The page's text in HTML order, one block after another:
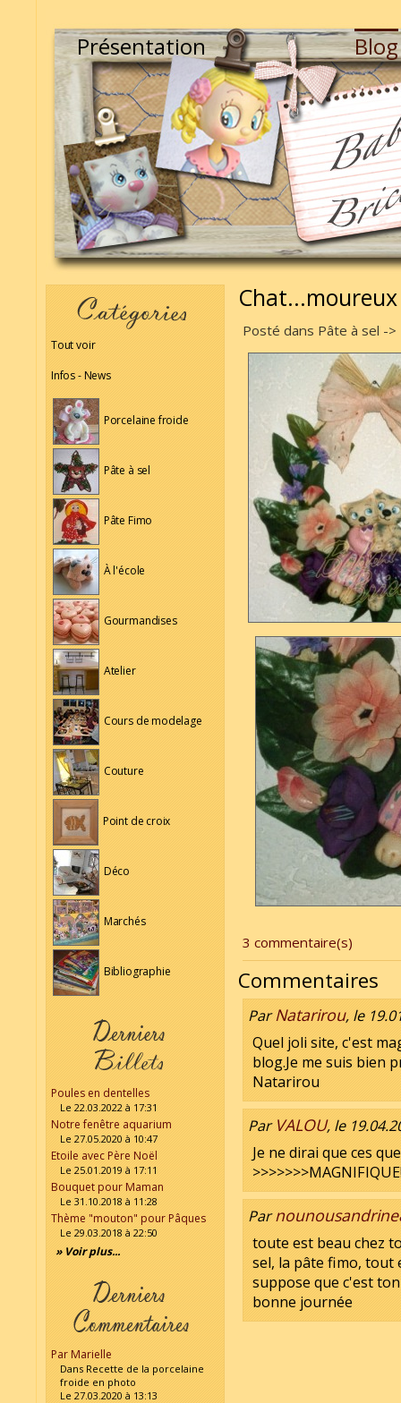
Présentation Blog
Tout voir
Infos - News
Porcelaine froide
Pâte à sel
Pâte Fimo
À l'école
Gourmandises
Atelier
Cours de modelage
Couture
Point de croix
Déco
Marchés
Bibliographie
Poules en dentelles
Le 22.03.2022 à 17:31
Notre fenêtre aquarium
Le 27.05.2020 à 10:47
Etoile avec Père Noël
Le 25.01.2019 à 17:11
Bouquet pour Maman
Le 31.10.2018 à 11:28
Thème "mouton" pour Pâques
Le 29.03.2018 à 22:50
» Voir plus...
Par Marielle
Dans Recette de la porcelaine
froide en photo
Le 27.03.2020 à 13:13
Posté dans Pâte à sel -
3 commentaire(s)
Commentaires
ParNatarirou, le
Quel joli site, c'est
blog.Je me suis bien
Natarirou
Par VALOU, le
Je ne dirai que ces
Par
toute est beau chez
sel, la pâte fimo, tout
suppose que c'est
bonne journée